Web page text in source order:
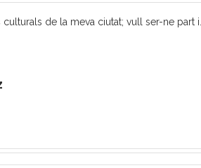
de la meva ciutat; vull ser-ne part i...